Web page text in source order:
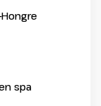
Hongre
spa